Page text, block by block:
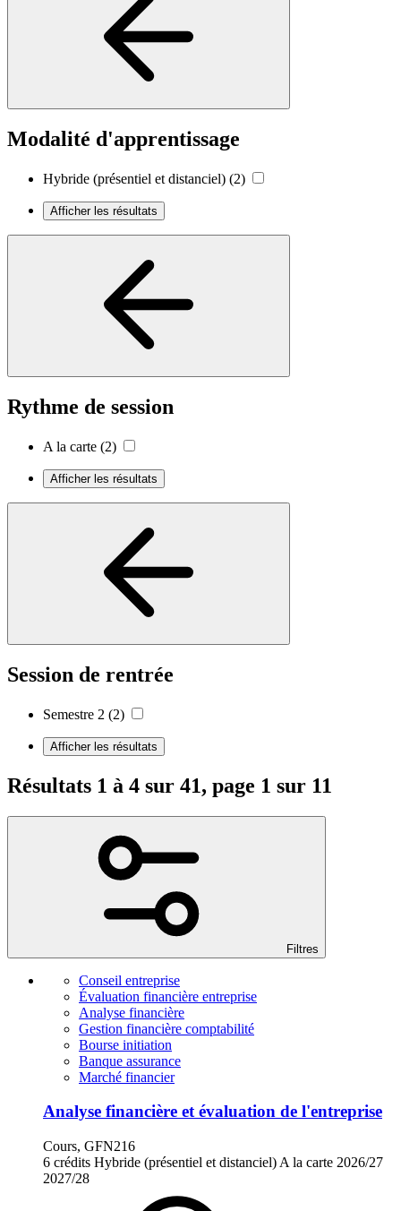
Modalité d'apprentissage
Hybride (présentiel et distanciel) (2)
Afficher les résultats
Rythme de session
A la carte (2)
Afficher les résultats
Session de rentrée
Semestre 2 (2)
Afficher les résultats
Résultats 1 à 4 sur 41, page 1 sur 11
Filtres
Conseil entreprise
Évaluation financière entreprise
Analyse financière
Gestion financière comptabilité
Bourse initiation
Banque assurance
Marché financier
Analyse financière et évaluation de l'entreprise
Cours, GFN216
6 crédits Hybride (présentiel et distanciel) A la carte 2026/27
2027/28